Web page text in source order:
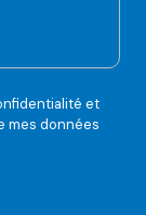
et
mes données